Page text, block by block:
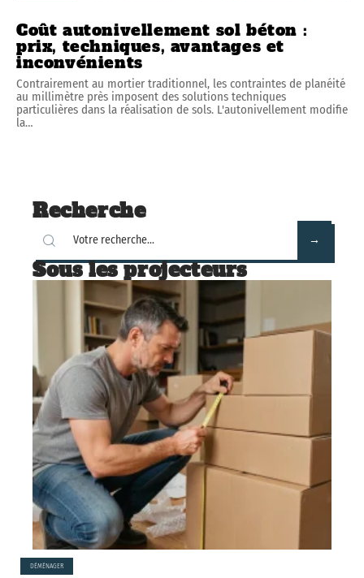
Coût autonivellement sol béton :
prix, techniques, avantages et
inconvénients
Contrairement au mortier traditionnel, les contraintes de planéité
au millimètre près imposent des solutions techniques
particulières dans la réalisation de sols. L'autonivellement modifie
la…
Recherche
Sous les projecteurs
DÉMÉNAGER